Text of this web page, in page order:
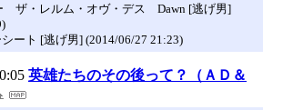
ザ・レルム・オヴ・デス Dawn [逃げ男]
ート [逃げ男] (2014/06/27 21:23)
英雄たちのその後って？（ＡＤ＆